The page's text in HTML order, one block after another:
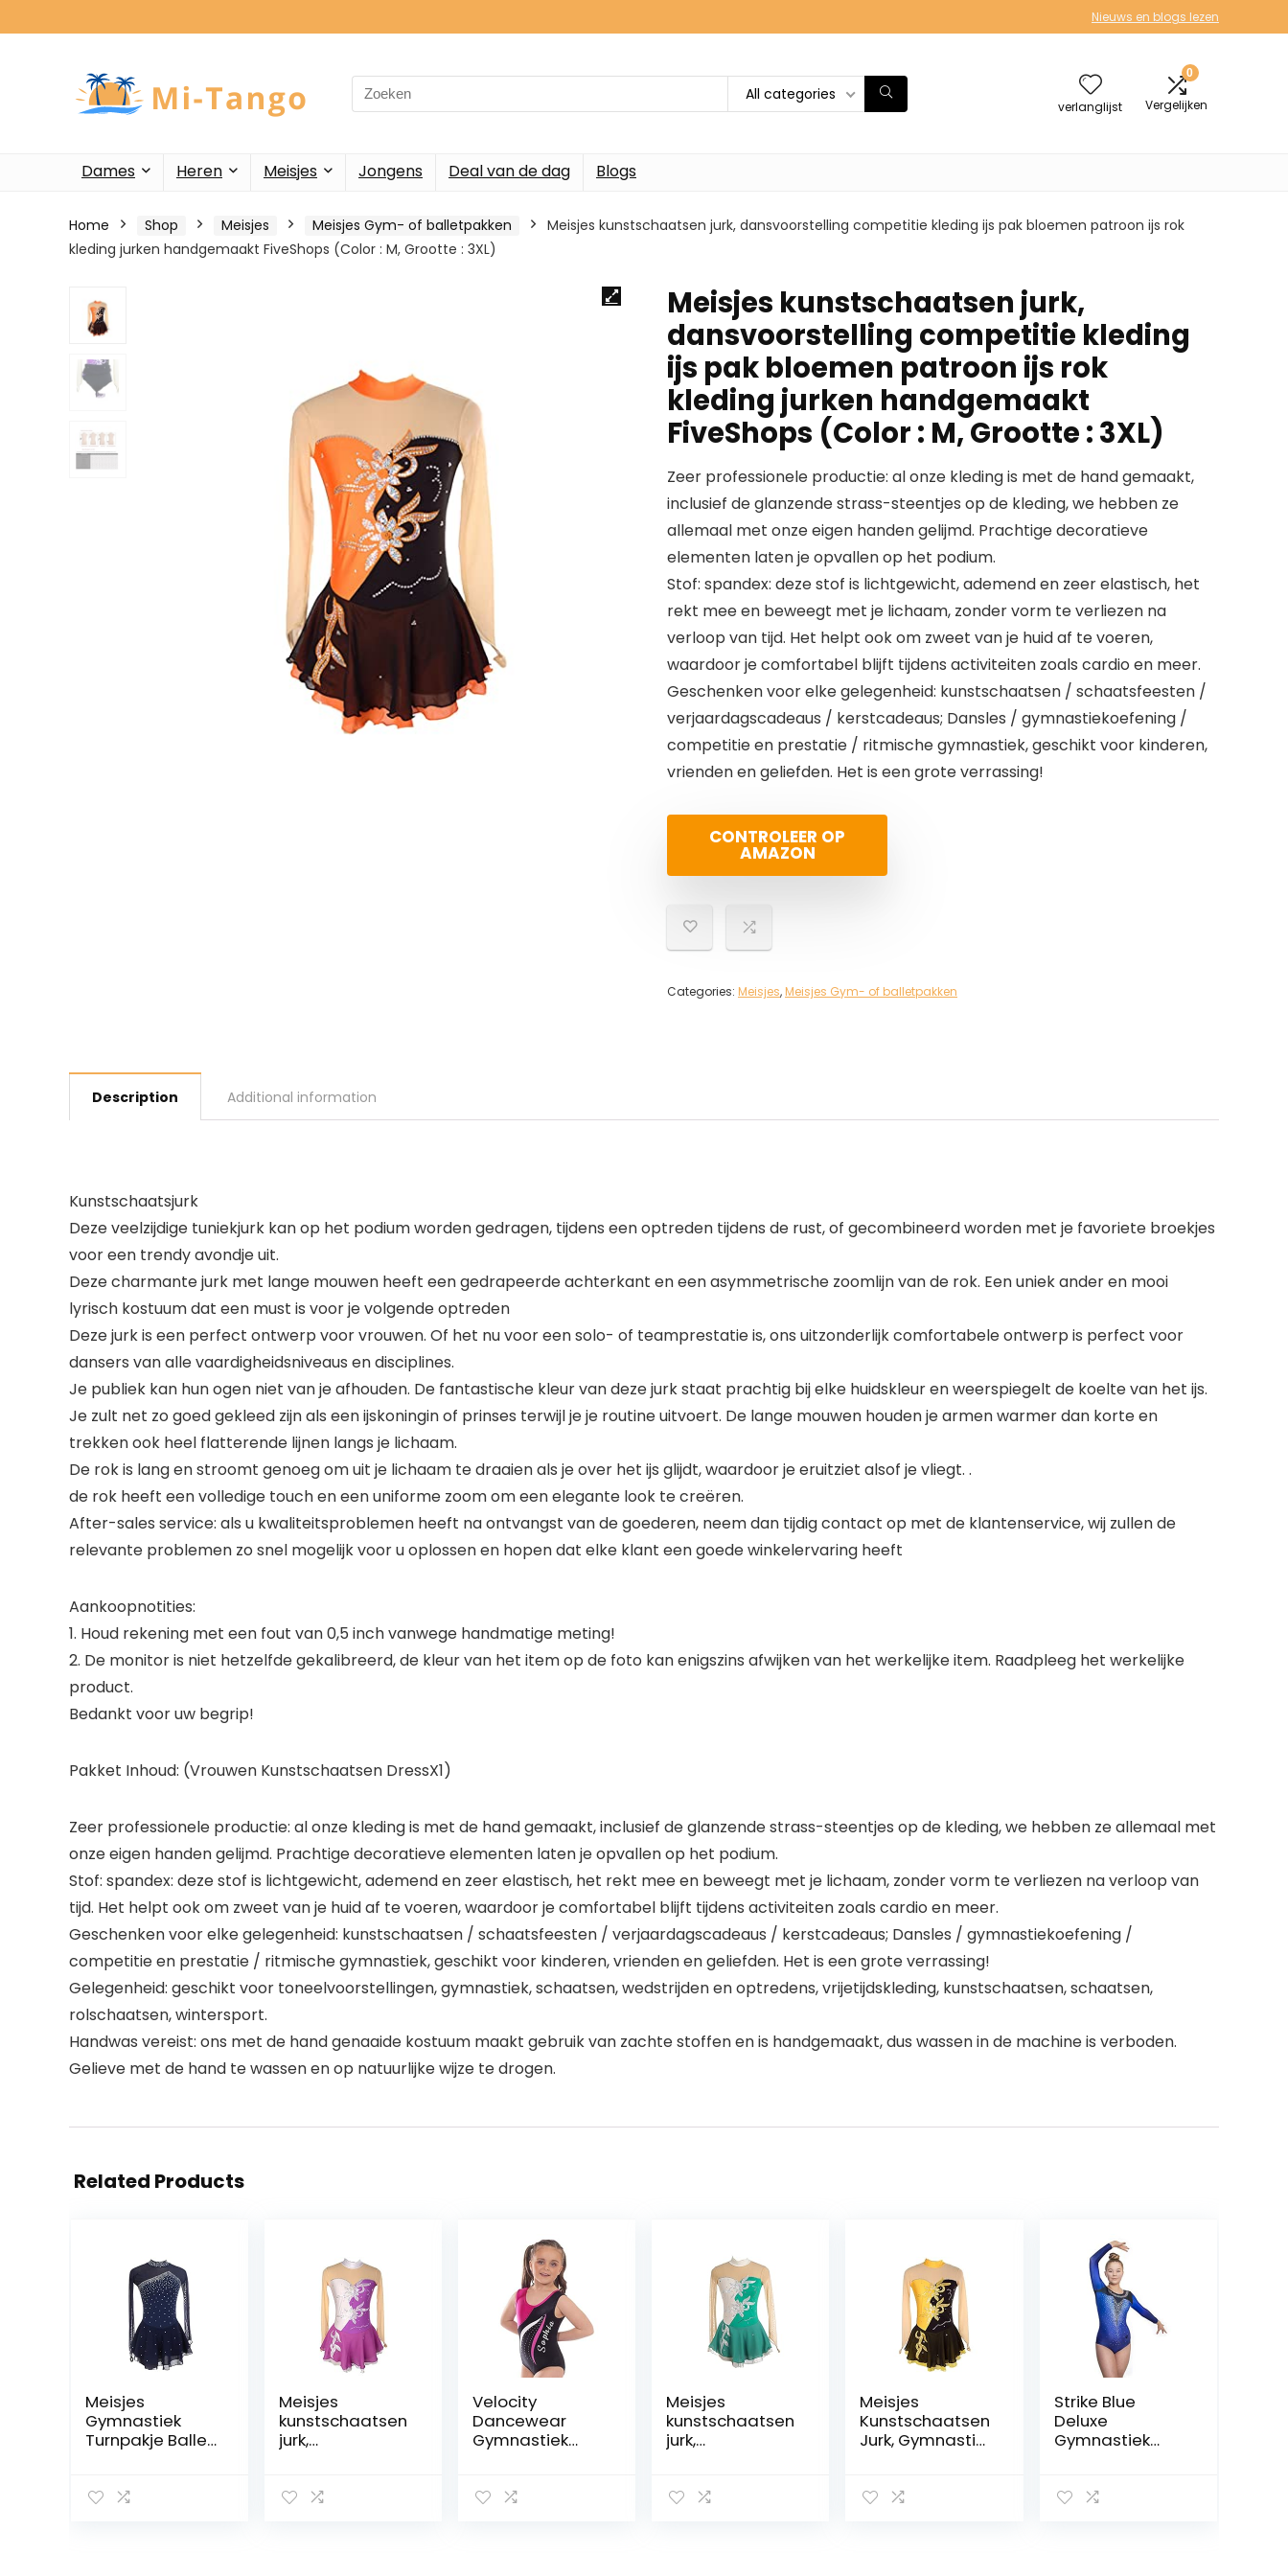
Nieuws en blogs lezen
Search
for:
All categories
verlanglijst
0
Vergelijken
Dames Heren Meisjes Jongens Deal van de dag Blogs
Home Shop Meisjes Meisjes Gym- of balletpakken
Meisjes kunstschaatsen jurk, dansvoorstelling competitie kleding ijs pak bloemen patroon ijs rok
kleding jurken handgemaakt FiveShops (Color : M, Grootte : 3XL)
Meisjes kunstschaatsen jurk,
dansvoorstelling competitie kleding
ijs pak bloemen patroon ijs rok
kleding jurken handgemaakt
FiveShops (Color : M, Grootte : 3XL)
Zeer professionele productie: al onze kleding is met de hand gemaakt,
inclusief de glanzende strass-steentjes op de kleding, we hebben ze
allemaal met onze eigen handen gelijmd. Prachtige decoratieve
elementen laten je opvallen op het podium.
Stof: spandex: deze stof is lichtgewicht, ademend en zeer elastisch, het
rekt mee en beweegt met je lichaam, zonder vorm te verliezen na
verloop van tijd. Het helpt ook om zweet van je huid af te voeren,
waardoor je comfortabel blijft tijdens activiteiten zoals cardio en meer.
Geschenken voor elke gelegenheid: kunstschaatsen / schaatsfeesten /
verjaardagscadeaus / kerstcadeaus; Dansles / gymnastiekoefening /
competitie en prestatie / ritmische gymnastiek, geschikt voor kinderen,
vrienden en geliefden. Het is een grote verrassing!
CONTROLEER OP
AMAZON
Categories: Meisjes,Meisjes Gym- of balletpakken
Description Additional information
Kunstschaatsjurk
Deze veelzijdige tuniekjurk kan op het podium worden gedragen, tijdens een optreden tijdens de rust, of gecombineerd worden met je favoriete broekjes
voor een trendy avondje uit.
Deze charmante jurk met lange mouwen heeft een gedrapeerde achterkant en een asymmetrische zoomlijn van de rok. Een uniek ander en mooi
lyrisch kostuum dat een must is voor je volgende optreden
Deze jurk is een perfect ontwerp voor vrouwen. Of het nu voor een solo- of teamprestatie is, ons uitzonderlijk comfortabele ontwerp is perfect voor
dansers van alle vaardigheidsniveaus en disciplines.
Je publiek kan hun ogen niet van je afhouden. De fantastische kleur van deze jurk staat prachtig bij elke huidskleur en weerspiegelt de koelte van het ijs.
Je zult net zo goed gekleed zijn als een ijskoningin of prinses terwijl je je routine uitvoert. De lange mouwen houden je armen warmer dan korte en
trekken ook heel flatterende lijnen langs je lichaam.
De rok is lang en stroomt genoeg om uit je lichaam te draaien als je over het ijs glijdt, waardoor je eruitziet alsof je vliegt. .
de rok heeft een volledige touch en een uniforme zoom om een ​​elegante look te creëren.
After-sales service: als u kwaliteitsproblemen heeft na ontvangst van de goederen, neem dan tijdig contact op met de klantenservice, wij zullen de
relevante problemen zo snel mogelijk voor u oplossen en hopen dat elke klant een goede winkelervaring heeft
Aankoopnotities:
1. Houd rekening met een fout van 0,5 inch vanwege handmatige meting!
2. De monitor is niet hetzelfde gekalibreerd, de kleur van het item op de foto kan enigszins afwijken van het werkelijke item. Raadpleeg het werkelijke
product.
Bedankt voor uw begrip!
Pakket Inhoud: (Vrouwen Kunstschaatsen DressX1)
Zeer professionele productie: al onze kleding is met de hand gemaakt, inclusief de glanzende strass-steentjes op de kleding, we hebben ze allemaal met
onze eigen handen gelijmd. Prachtige decoratieve elementen laten je opvallen op het podium.
Stof: spandex: deze stof is lichtgewicht, ademend en zeer elastisch, het rekt mee en beweegt met je lichaam, zonder vorm te verliezen na verloop van
tijd. Het helpt ook om zweet van je huid af te voeren, waardoor je comfortabel blijft tijdens activiteiten zoals cardio en meer.
Geschenken voor elke gelegenheid: kunstschaatsen / schaatsfeesten / verjaardagscadeaus / kerstcadeaus; Dansles / gymnastiekoefening /
competitie en prestatie / ritmische gymnastiek, geschikt voor kinderen, vrienden en geliefden. Het is een grote verrassing!
Gelegenheid: geschikt voor toneelvoorstellingen, gymnastiek, schaatsen, wedstrijden en optredens, vrijetijdskleding, kunstschaatsen, schaatsen,
rolschaatsen, wintersport.
Handwas vereist: ons met de hand genaaide kostuum maakt gebruik van zachte stoffen en is handgemaakt, dus wassen in de machine is verboden.
Gelieve met de hand te wassen en op natuurlijke wijze te drogen.
Related Products
Meisjes
Gymnastiek
Turnpakje Ballet
Back Figuur
Meisjes
kunstschaatsen
jurk,
kleding ijs pak
Velocity
Dancewear
Gymnastiek
Gepersonaliseer
Meisjes
kunstschaatsen
jurk,
kleding ijs pak
Meisjes
Kunstschaatsen
Jurk, Gymnastiek
Concurrentie
Strike Blue
Deluxe
Gymnastiek
voor meisjes